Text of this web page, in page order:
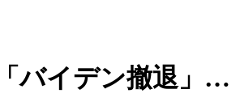
イデン撤退」…